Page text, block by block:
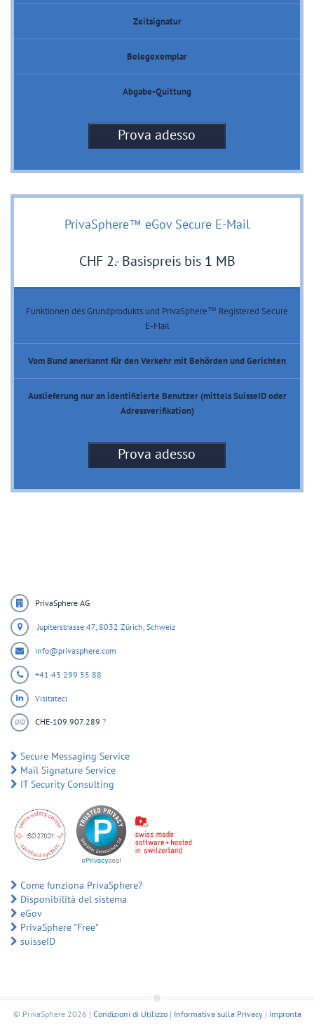
Zeitsignatur
Belegexemplar
Abgabe-Quittung
Prova adesso
PrivaSphere™ eGov Secure E-Mail
CHF 2.- Basispreis bis 1 MB
Funktionen des Grundprodukts und PrivaSphere™ Registered Secure
E-Mail
Vom Bund anerkannt für den Verkehr mit Behörden und Gerichten
Auslieferung nur an identifizierte Benutzer (mittels SuisseID oder
Adressverifikation)
Prova adesso
PrivaSphere AG
Jupiterstrasse 47, 8032 Zürich, Schweiz
info@privasphere.com
+41 43 299 55 88
Visitateci
UID CHE-109.907.289 ?
Secure Messaging Service
Mail Signature Service
IT Security Consulting
Come funziona PrivaSphere?
Disponibilità del sistema
eGov
PrivaSphere "Free"
suisseID
© PrivaSphere 2026 | Condizioni di Utilizzo| Informativa sulla Privacy| Impronta